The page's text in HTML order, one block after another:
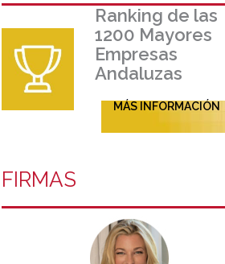
Ranking de las
1200 Mayores
Empresas
Andaluzas
MÁS INFORMACIÓN
FIRMAS